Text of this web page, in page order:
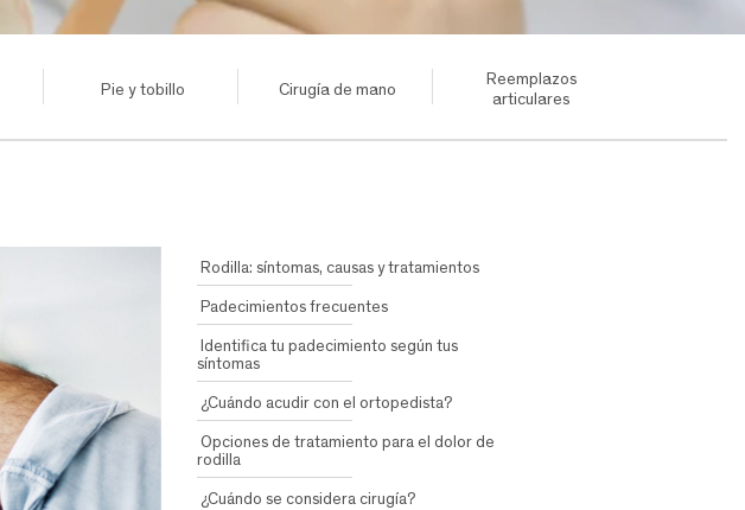
Pie y tobillo Cirugía de mano
Reemplazos
articulares
Rodilla: síntomas, causas y tratamientos
Padecimientos frecuentes
Identifica tu padecimiento según tus
síntomas
¿Cuándo acudir con el ortopedista?
Opciones de tratamiento para el dolor de
rodilla
¿Cuándo se considera cirugía?